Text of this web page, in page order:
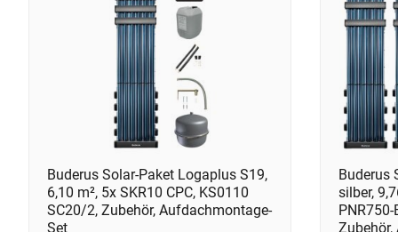
Buderus Solar-Paket Logaplus S19,
6,10 m², 5x SKR10 CPC, KS0110
SC20/2, Zubehör, Aufdachmontage-
Set
Buderus
silber,